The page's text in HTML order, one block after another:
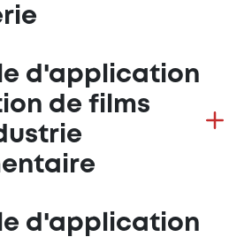
d'application
de films
d'application